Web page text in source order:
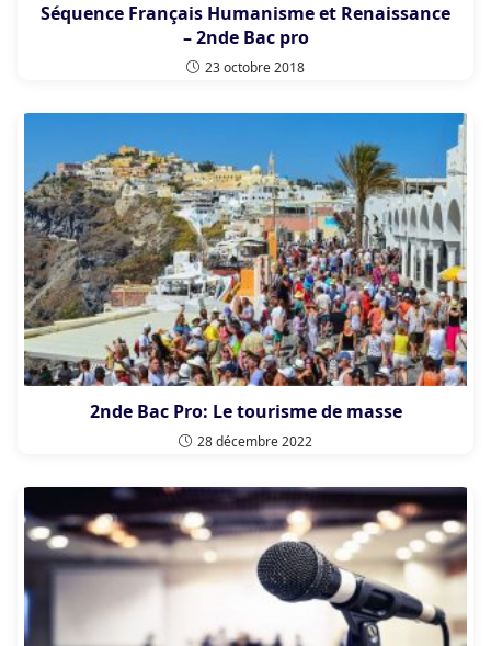
Séquence Français Humanisme et Renaissance
– 2nde Bac pro
23 octobre 2018
2nde Bac Pro: Le tourisme de masse
28 décembre 2022